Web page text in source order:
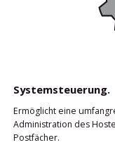
Systemsteuerung.
Ermöglicht eine
Administration des
Postfächer.